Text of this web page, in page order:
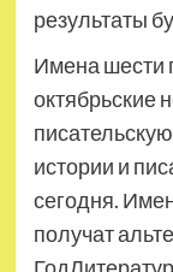
результаты
Имена шести
октябрьские
истории и
сегодня.
получат